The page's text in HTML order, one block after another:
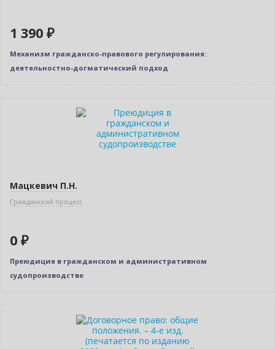
1 390 ₽
Механизм гражданско-правового регулирования:
деятельностно-догматический подход
Мацкевич П.Н.
Гражданский процесс
0 ₽
Преюдиция в гражданском и административном
судопроизводстве